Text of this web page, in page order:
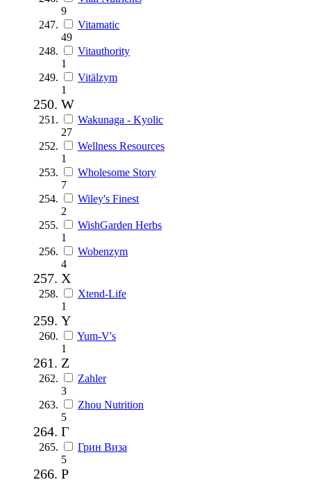
9
Vitamatic
49
Vitauthority
1
Vitälzym
1
W
Wakunaga - Kyolic
27
Wellness Resources
1
Wholesome Story
7
Wiley's Finest
2
WishGarden Herbs
1
Wobenzym
4
X
Xtend-Life
1
Y
Yum-V's
1
Z
Zahler
3
Zhou Nutrition
5
Г
Грин Виза
5
Р